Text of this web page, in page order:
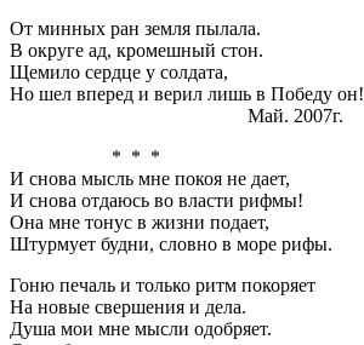
От минных ран земля пылала.
В округе ад, кромешный стон.
Щемило сердце у солдата,
Но шел вперед и верил лишь в Победу он!
Май. 2007г.
* * *
И снова мысль мне покоя не дает,
И снова отдаюсь во власти рифмы!
Она мне тонус в жизни подает,
Штурмует будни, словно в море рифы.
Гоню печаль и только ритм покоряет
На новые свершения и дела.
Душа мои мне мысли одобряет.